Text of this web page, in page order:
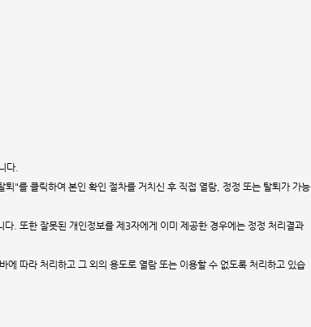
다.
"를 클릭하여 본인 확인 절차를 거치신 후 직접 열람, 정정 또는 탈퇴가 가능
. 또한 잘못된 개인정보를 제3자에게 이미 제공한 경우에는 정정 처리결과
따라 처리하고 그 외의 용도로 열람 또는 이용할 수 없도록 처리하고 있습